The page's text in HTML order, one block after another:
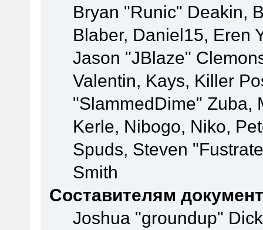
Bryan "Runic" Deakin,
Blaber, Daniel15, Eren
Jason "JBlaze"
Valentin, Kays, Killer
"SlammedDime" Zuba,
Kerle, Nibogo, Niko,
Spuds, Steven
Smith
Составителям
Joshua "groundup"